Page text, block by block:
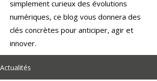
simplement curieux des évolutions
numériques, ce blog vous donnera des
clés concrètes pour anticiper, agir et
innover.
Actualités